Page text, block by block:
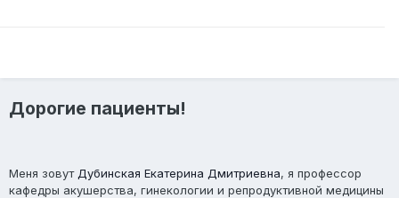
Дорогие пациенты!
Меня зовут Дубинская Екатерина Дмитриевна, я профессор
кафедры акушерства, гинекологии и репродуктивной медицины